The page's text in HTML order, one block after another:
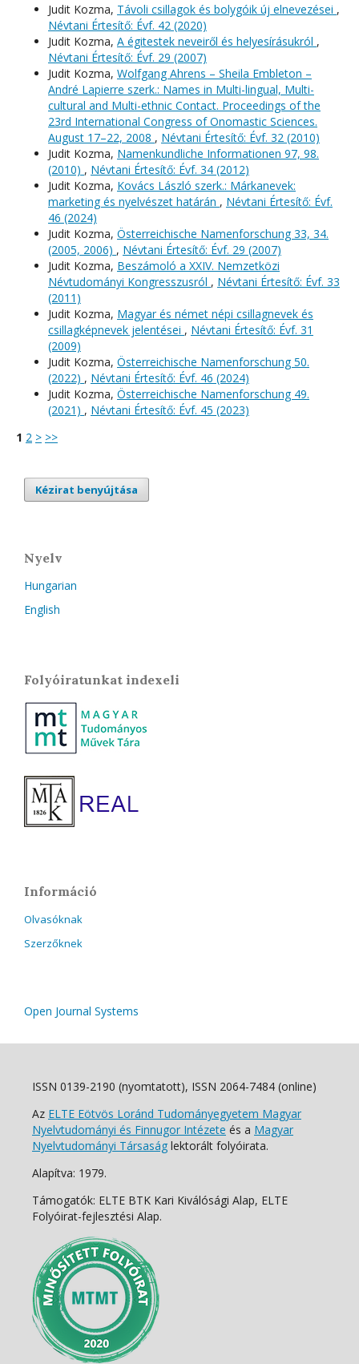
Judit Kozma, Távoli csillagok és bolygóik új elnevezései ,
Névtani Értesítő: Évf. 42 (2020)
Judit Kozma, A égitestek neveiről és helyesírásukról ,
Névtani Értesítő: Évf. 29 (2007)
Judit Kozma, Wolfgang Ahrens – Sheila Embleton –
André Lapierre szerk.: Names in Multi-lingual, Multi-
cultural and Multi-ethnic Contact. Proceedings of the
23rd International Congress of Onomastic Sciences.
August 17–22, 2008 , Névtani Értesítő: Évf. 32 (2010)
Judit Kozma, Namenkundliche Informationen 97, 98.
(2010) , Névtani Értesítő: Évf. 34 (2012)
Judit Kozma, Kovács László szerk.: Márkanevek:
marketing és nyelvészet határán , Névtani Értesítő: Évf.
46 (2024)
Judit Kozma, Österreichische Namenforschung 33, 34.
(2005, 2006) , Névtani Értesítő: Évf. 29 (2007)
Judit Kozma, Beszámoló a XXIV. Nemzetközi
Névtudományi Kongresszusról , Névtani Értesítő: Évf. 33
(2011)
Judit Kozma, Magyar és német népi csillagnevek és
csillagképnevek jelentései , Névtani Értesítő: Évf. 31
(2009)
Judit Kozma, Österreichische Namenforschung 50.
(2022) , Névtani Értesítő: Évf. 46 (2024)
Judit Kozma, Österreichische Namenforschung 49.
(2021) , Névtani Értesítő: Évf. 45 (2023)
1 2 > >>
Kézirat benyújtása
Nyelv
Hungarian
English
Folyóiratunkat indexeli
Információ
Olvasóknak
Szerzőknek
Open Journal Systems
ISSN 0139-2190 (nyomtatott), ISSN 2064-7484 (online)
Az ELTE Eötvös Loránd Tudományegyetem Magyar
Nyelvtudományi és Finnugor Intézete és a Magyar
Nyelvtudományi Társaság lektorált folyóirata.
Alapítva: 1979.
Támogatók: ELTE BTK Kari Kiválósági Alap, ELTE
Folyóirat-fejlesztési Alap.